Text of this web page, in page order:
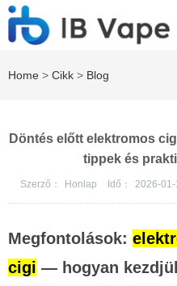
Home > Cikk > Blog
Döntés előtt elektromos
tippek és
Szerző： Honlap Idő： 2026-
Megfontolások:
cigi — hogyan